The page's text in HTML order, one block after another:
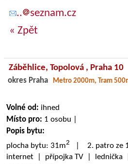
..
seznam.cz
« Zpět
Záběhlice, Topolová , Praha 10
okres Praha Metro 2000m, Tram
Volné od: ihned
Místo pro: 1 osobu |
Popis bytu:
plocha bytu: 31m2
| 2. patro ze
internet | přípojka TV |